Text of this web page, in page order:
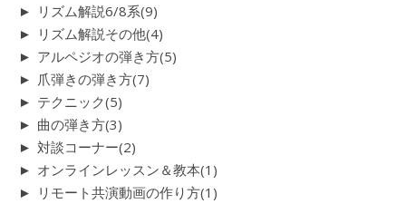
► リズム解説6/8系(9)
► リズム解説その他(4)
► アルペジオの弾き方(5)
► 爪弾きの弾き方(7)
► テクニック(5)
► 曲の弾き方(3)
► 対談コーナー(2)
► オンラインレッスン＆教本(1)
► リモート共演動画の作り方(1)